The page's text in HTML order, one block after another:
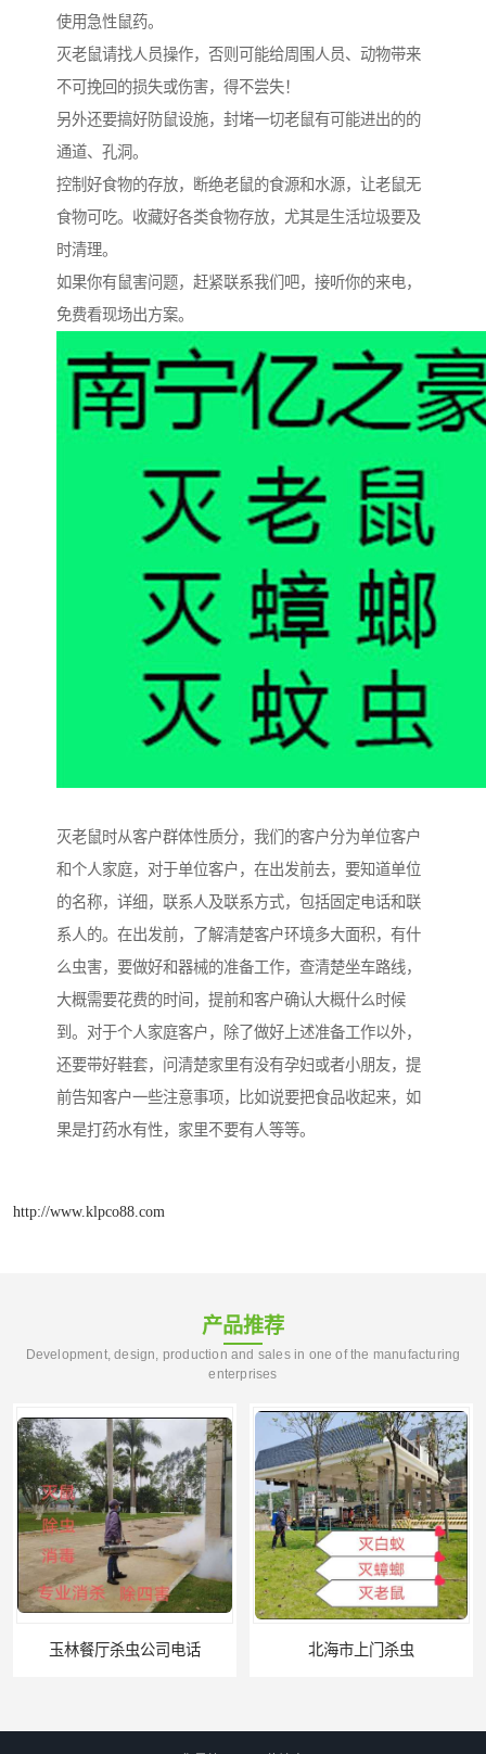
使用急性鼠药。
灭老鼠请找人员操作，否则可能给周围人员、动物带来
不可挽回的损失或伤害，得不尝失！
另外还要搞好防鼠设施，封堵一切老鼠有可能进出的的
通道、孔洞。
控制好食物的存放，断绝老鼠的食源和水源，让老鼠无
食物可吃。收藏好各类食物存放，尤其是生活垃圾要及
时清理。
如果你有鼠害问题，赶紧联系我们吧，接听你的来电，
免费看现场出方案。
灭老鼠时从客户群体性质分，我们的客户分为单位客户
和个人家庭，对于单位客户，在出发前去，要知道单位
的名称，详细，联系人及联系方式，包括固定电话和联
系人的。在出发前，了解清楚客户环境多大面积，有什
么虫害，要做好和器械的准备工作，查清楚坐车路线，
大概需要花费的时间，提前和客户确认大概什么时候
到。对于个人家庭客户，除了做好上述准备工作以外，
还要带好鞋套，问清楚家里有没有孕妇或者小朋友，提
前告知客户一些注意事项，比如说要把食品收起来，如
果是打药水有性，家里不要有人等等。
http://www.klpco88.com
产品推荐
Development, design, production and sales in one of the manufacturing
enterprises
玉林餐厅杀虫公司电话 北海市上门杀虫